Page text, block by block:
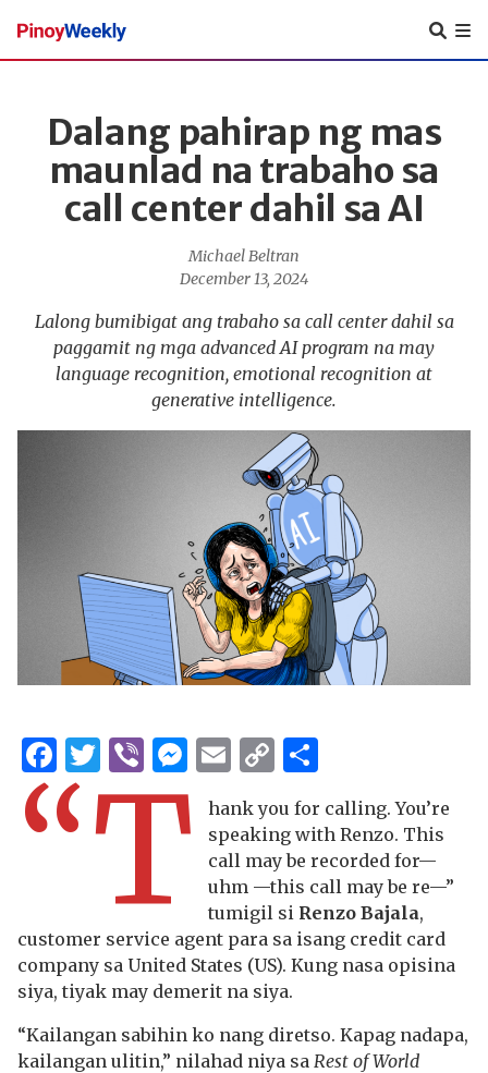
Pinoy
Weekly
Dalang pahirap ng mas
maunlad na trabaho sa
call center dahil sa AI
Michael Beltran
December 13, 2024
Lalong bumibigat ang trabaho sa call center dahil sa
paggamit ng mga advanced AI program na may
language recognition, emotional recognition at
generative intelligence.
Facebook
Twitter
ViberMessenger
Email
Copy
Link
“T
hank you for calling. You’re
speaking with Renzo. This
call may be recorded for—
uhm —this call may be re—”
tumigil si Renzo Bajala,
customer service agent para sa isang credit card
company sa United States (US). Kung nasa opisina
siya, tiyak may demerit na siya.
“Kailangan sabihin ko nang diretso. Kapag nadapa,
kailangan ulitin,” nilahad niya sa Rest of World